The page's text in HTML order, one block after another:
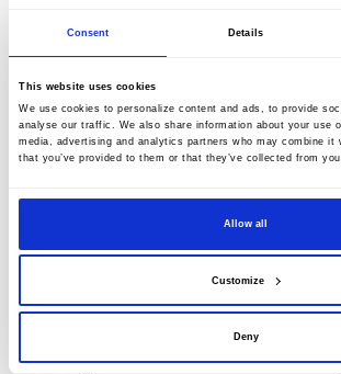
Consent Details
This website uses cookies
We use cookies to personalize content and ads, to provide
analyse our traffic. We also share information about your use
media, advertising and analytics partners who may combine it
that you’ve provided to them or that they’ve collected from
Allow all
Customize
Deny
контейнера, но и при неправильном
или его отсутствии. Во время работы все
элементы находятся в замкнутом
исключает возможность случайного
Валы и рабочие колеса изготавливаются
материалов (AISI 316, PP, PFA, ECTFE).
другом или с порошками, обеспечивая их
растворение в жидкостях